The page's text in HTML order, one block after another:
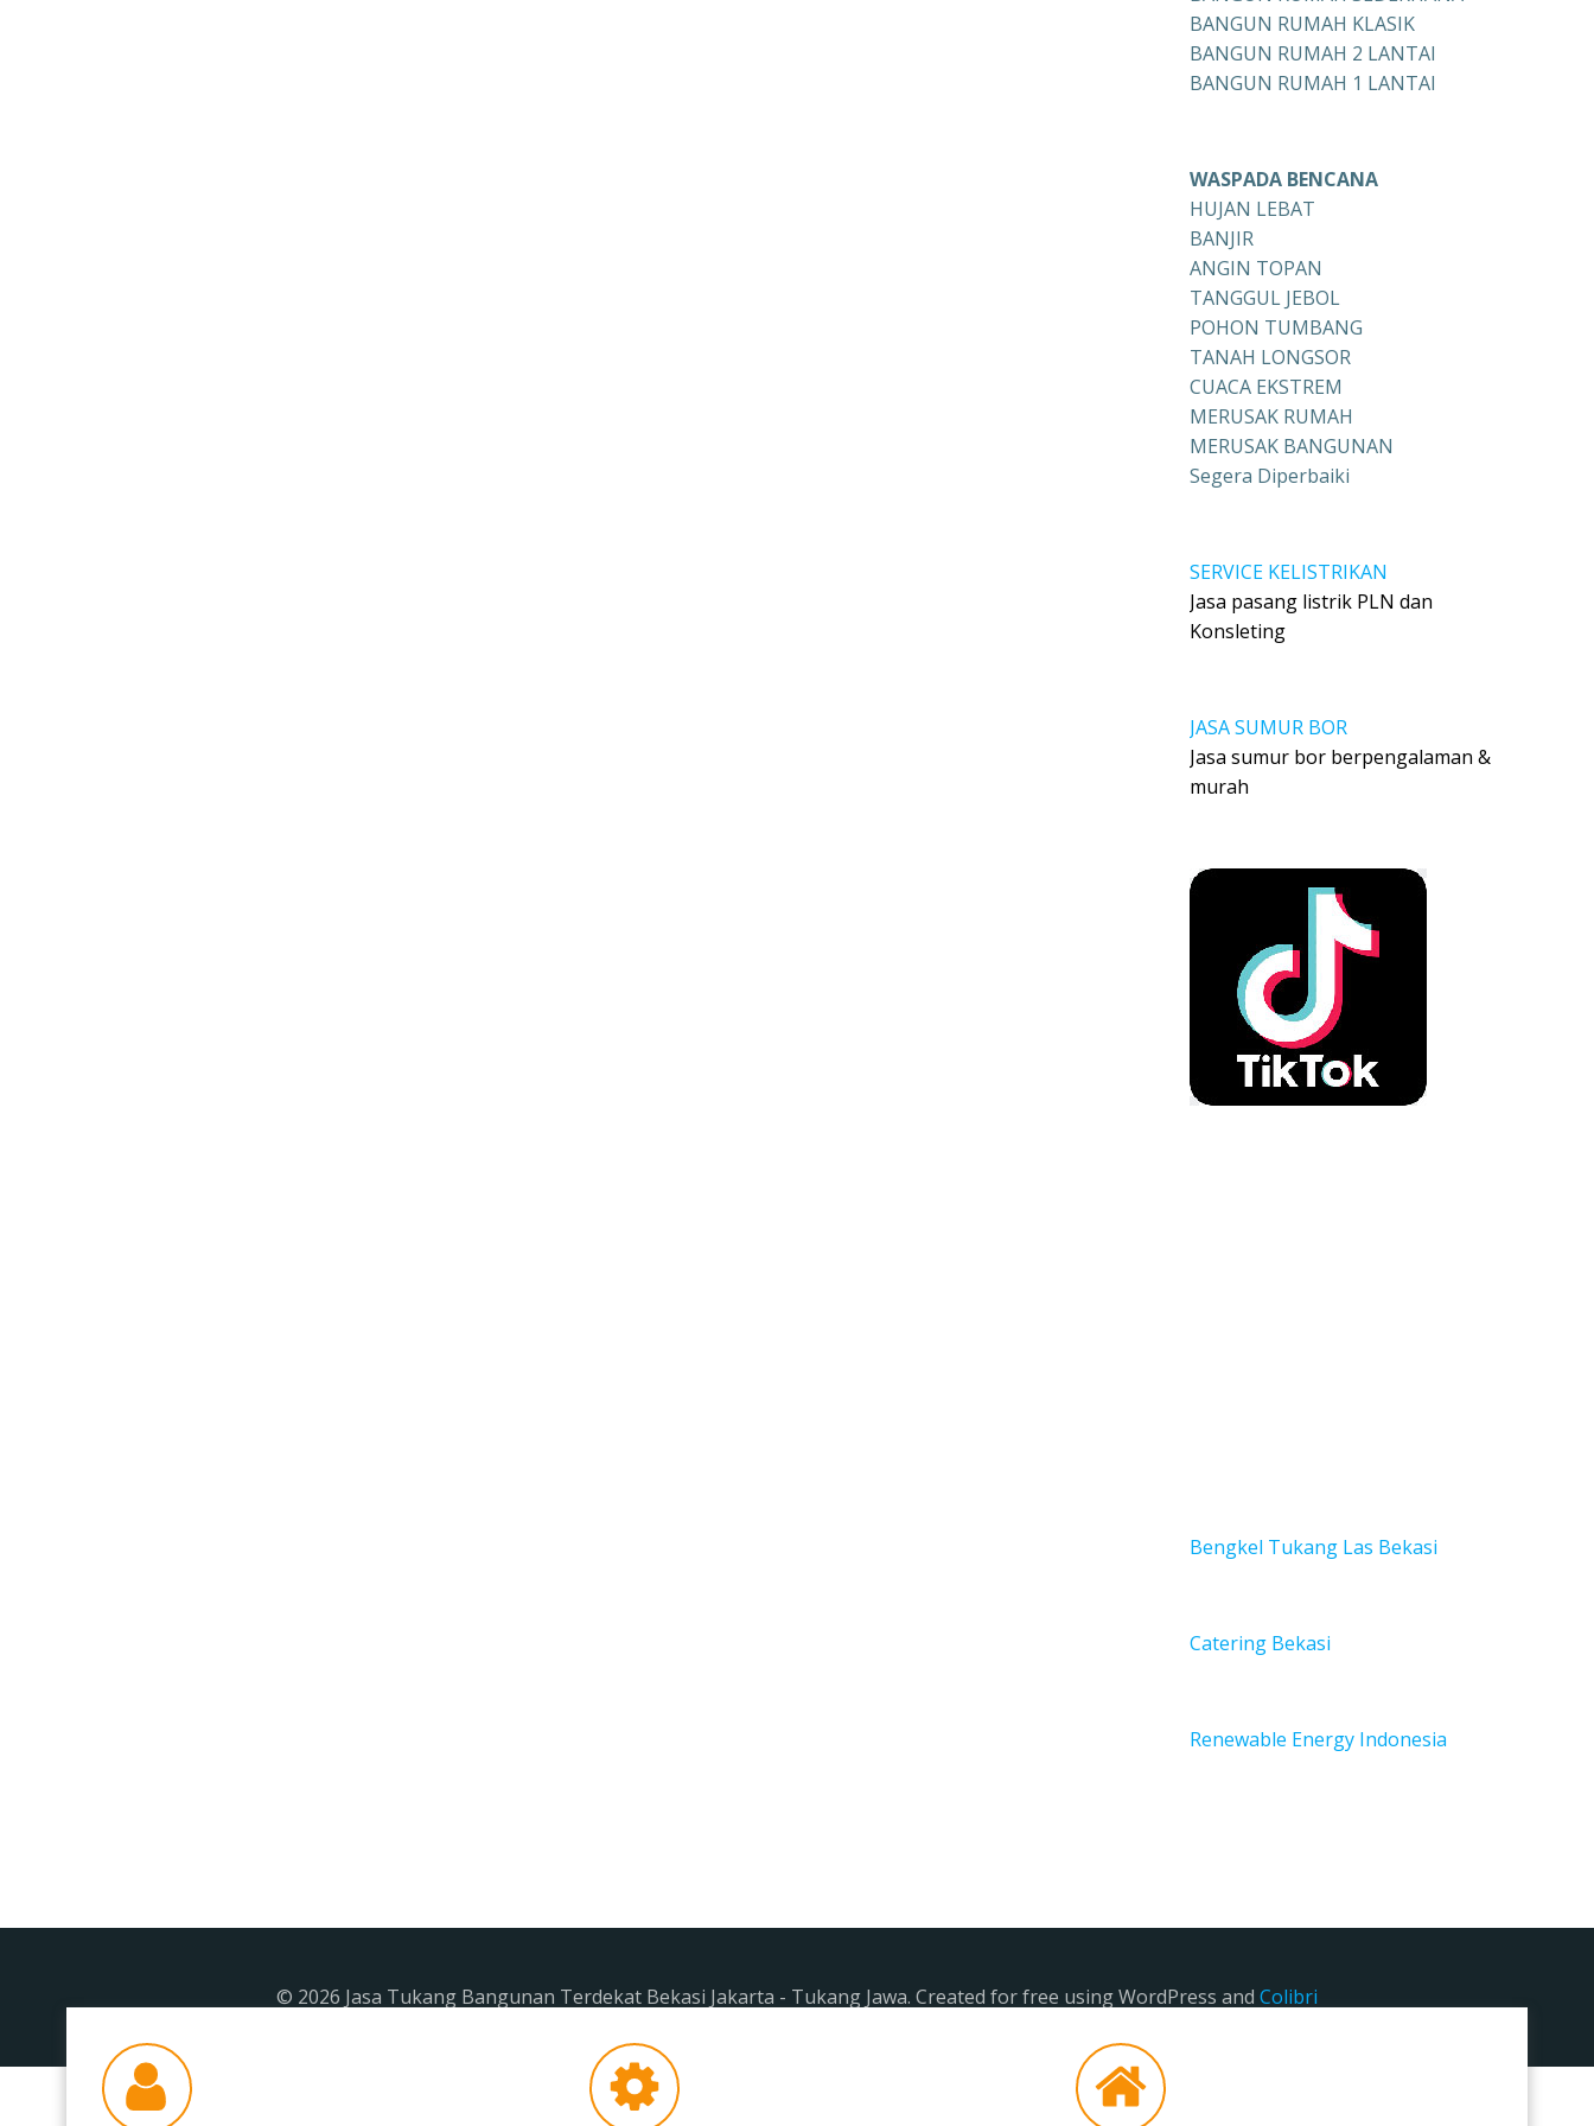
BANGUN RUMAH KLASIK
BANGUN RUMAH 2 LANTAI
BANGUN RUMAH 1 LANTAI
WASPADA BENCANA
HUJAN LEBAT
BANJIR
ANGIN TOPAN
TANGGUL JEBOL
POHON TUMBANG
TANAH LONGSOR
CUACA EKSTREM
MERUSAK RUMAH
MERUSAK BANGUNAN
Segera Diperbaiki
SERVICE KELISTRIKAN
Jasa pasang listrik PLN dan
Konsleting
JASA SUMUR BOR
Jasa sumur bor berpengalaman &
murah
Bengkel Tukang Las Bekasi
Catering Bekasi
Renewable Energy Indonesia
© 2026 Jasa Tukang Bangunan Terdekat Bekasi Jakarta - Tukang Jawa. Created for free using WordPress and Colibri